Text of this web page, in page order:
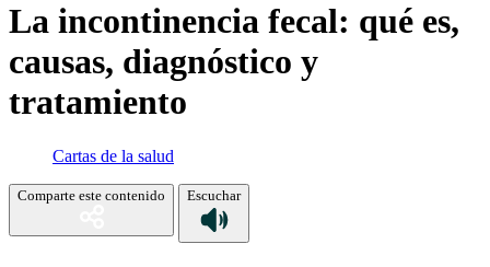
La incontinencia fecal: qué es,
causas, diagnóstico y
tratamiento
Cartas de la salud
Comparte este contenido Escuchar